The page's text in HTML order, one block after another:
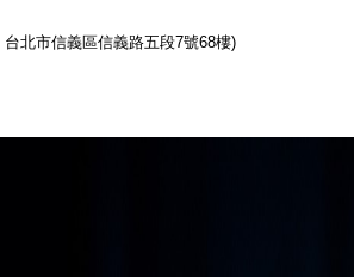
北市信義區信義路五段7號68樓)